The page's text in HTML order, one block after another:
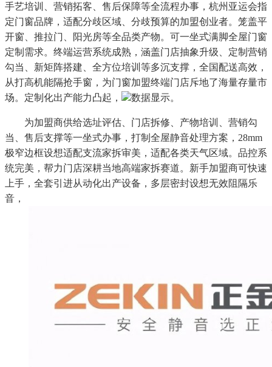
手艺培训、营销拓客、售后保障等全流程办事，杭州亚运会指
定门窗品牌，适配分歧区域、分歧预算的加盟创业者。笼盖平
开窗、推拉门、阳光房等全品类产物。可一坐式满脚全屋门窗
定制需求。终端运营系统成熟，涵盖门店抽象升级、定制营销
勾当、新矩阵搭建、全方位培训等多沉支撑，全国配送高效，
从打高机能隔抢手窗，为门窗加盟终端门店斥地了海量存量市
场。定制化出产能力凸起，
数据显示。
为加盟商供给选址评估、门店拆修、产物培训、营销勾
当、售后支撑等一坐式办事，打制全屋静音处理方案，28mm
极窄边框设想适配支流家拆审美，适配各类天气区域。品控系
统完美，帮力门店深耕当地高端家拆赛道。新手加盟商可快速
上手，全套引进从动化出产设备，多层密封设想无效阻隔乐
音，